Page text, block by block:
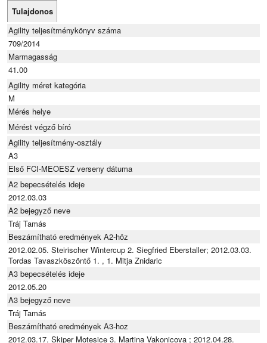
Tulajdonos
Agility teljesítménykönyv száma
709/2014
Marmagasság
41.00
Agility méret kategória
M
Mérés helye
Mérést végző bíró
Agility teljesítmény-osztály
A3
Első FCI-MEOESZ verseny dátuma
A2 bepecsételés ideje
2012.03.03
A2 bejegyző neve
Tráj Tamás
Beszámítható eredmények A2-höz
2012.02.05. Steirischer Wintercup 2. Siegfried Eberstaller; 2012.03.03.
Tordas Tavaszköszöntő 1. , 1. Mitja Znidaric
A3 bepecsételés ideje
2012.05.20
A3 bejegyző neve
Tráj Tamás
Beszámítható eredmények A3-hoz
2012.03.17. Skiper Motesice 3. Martina Vakonicova ; 2012.04.28.